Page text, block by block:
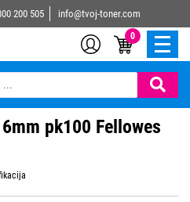
200 505 info@tvoj-toner.com
0
pk100 Fellowes